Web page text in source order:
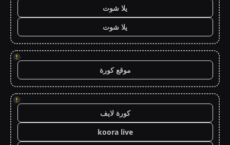
يلا شوت
يلا شوت
!
موقع كورة
!
كورة لايف
koora live